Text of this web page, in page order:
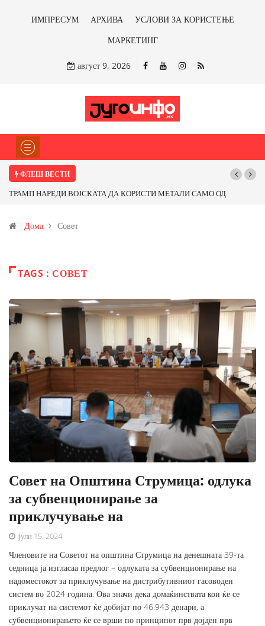
ИМПРЕСУМ АРХИВА
УСЛОВИ ЗА КОРИСТЕЊЕ
МАРКЕТИНГ
август 9, 2026
ФЛЕШ ВЕСТИ
ТРАМП НАРЕДИ ВОЈСКАТА ДА КОРИСТИ МЕТАЛИ САМО ОД САД
Иловица и со антимонот?
Дома Совет
TAGS : СОВЕТ
Совет на Општина Струмица: одлука
за субвенционирање за
приклучување на
јули 15, 2024
Членовите на Советот на општина Струмица на денешната 39-та
седница ја изгласаа предлог – одлуката за субвенционирање на
надоместокот за приклучување на дистрибутивниот гасоводен
систем во 2024 година. Ова значи дека домаќинствата кои ќе се
приклучат на системот ќе добијат по 46.943 денари, а
субвенционирањето ќе се врши по принципот прв дојден прв